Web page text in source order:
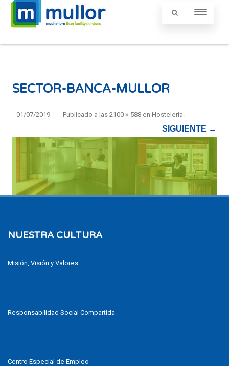
SECTOR-BANCA-MULLOR
Publicado
01/07/2019 a las 2100 × 588 en Hostelería
SIGUIENTE →
NUESTRA CULTURA
Misión, Visión y Valores
Responsabilidad Social Compartida
Centro Especial de Empleo